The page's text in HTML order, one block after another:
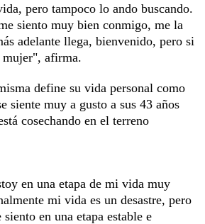
pero tampoco lo ando buscando.
siento muy bien conmigo, me la
adelante llega, bienvenido, pero si
afirma.
define su vida personal como
siente muy a gusto a sus 43 años
cosechando en el terreno
en una etapa de mi vida muy
mi vida es un desastre, pero
en una etapa estable e